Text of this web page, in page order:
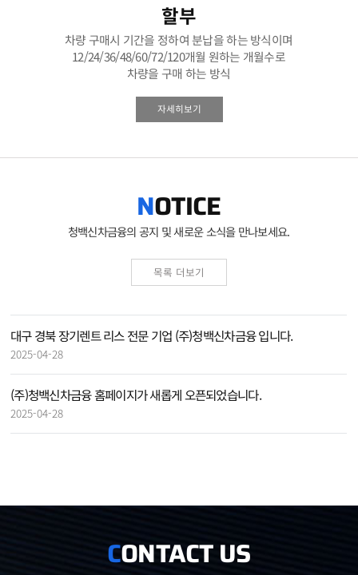
할부
차량 구매시 기간을 정하여 분납을 하는 방식이며
12/24/36/48/60/72/120개월 원하는 개월수로
차량을 구매 하는 방식
자세히보기
NOTICE
청백신차금융의 공지 및 새로운 소식을 만나보세요.
목록 더보기
대구 경북 장기렌트 리스 전문 기업 (주)청백신차금융 입니다.
2025-04-28
(주)청백신차금융 홈페이지가 새롭게 오픈되었습니다.
2025-04-28
CONTACT US